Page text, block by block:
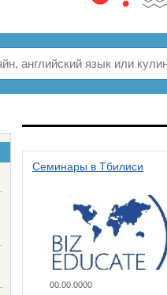
Семинары в Тбилиси
00.00.0000